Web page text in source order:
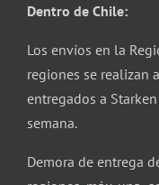
Dentro de Chile:
Los envíos en la
regiones se realizan
entregados a
semana.
Demora de entrega